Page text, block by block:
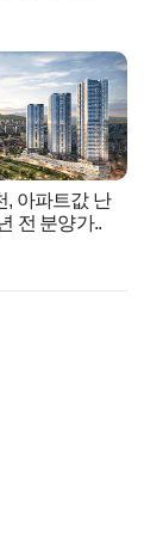
, 아파트값 난
전 분양가..